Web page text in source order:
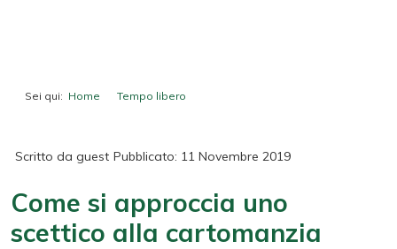
Sei qui: Home
Tempo libero
Scritto da guest Pubblicato: 11 Novembre 2019
Come si approccia uno
scettico alla cartomanzia